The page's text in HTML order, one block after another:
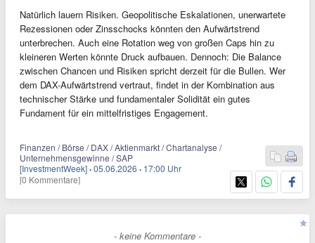
Natürlich lauern Risiken. Geopolitische Eskalationen, unerwartete
Rezessionen oder Zinsschocks könnten den Aufwärtstrend
unterbrechen. Auch eine Rotation weg von großen Caps hin zu
kleineren Werten könnte Druck aufbauen. Dennoch: Die Balance
zwischen Chancen und Risiken spricht derzeit für die Bullen. Wer
dem DAX-Aufwärtstrend vertraut, findet in der Kombination aus
technischer Stärke und fundamentaler Solidität ein gutes
Fundament für ein mittelfristiges Engagement.
Finanzen / Börse / DAX / Aktienmarkt / Chartanalyse /
Unternehmensgewinne / SAP
[InvestmentWeek] ·05.06.2026 · 17:00 Uhr
[0 Kommentare]
- keine Kommentare -